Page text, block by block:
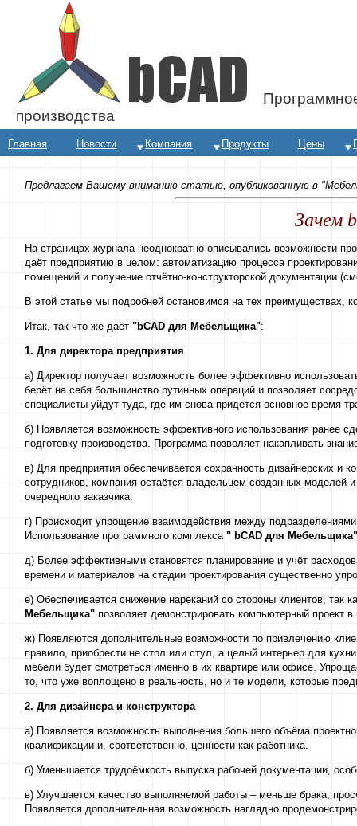
производства
Главная Новости Компания Продукты Цены
Предлагаем Вашему вниманию статью, опубликованную в
Зачем
На страницах журнала неоднократно описывались возможности
даёт предприятию в целом: автоматизацию процесса
помещений и получение отчётно-конструкторской документации
В этой статье мы подробней остановимся на тех преимуществах,
Итак, так что же даёт "bCAD для Мебельщика":
1. Для директора предприятия
а) Директор получает возможность более эффективно
берёт на себя большинство рутинных операций и позволяет
специалисты уйдут туда, где им снова придётся основное время
б) Появляется возможность эффективного использования ранее
подготовку производства. Программа позволяет накапливать
в) Для предприятия обеспечивается сохранность дизайнерских и
сотрудников, компания остаётся владельцем созданных моделей
очередного заказчика.
г) Происходит упрощение взаимодействия между
Использование программного комплекса "bCADдля Мебельщика"
д) Более эффективными становятся планирование и учёт
времени и материалов на стадии проектирования существенно
е) Обеспечивается снижение нареканий со стороны клиентов, так
Мебельщика"позволяет демонстрировать компьютерный проект
ж) Появляются дополнительные возможности по привлечению
правило, приобрести не стол или стул, а целый интерьер для
мебели будет смотреться именно в их квартире или офисе.
то, что уже воплощено в реальность, но и те модели, которые
2. Для дизайнера и конструктора
а) Появляется возможность выполнения большего объёма
квалификации и, соответственно, ценности как работника.
б) Уменьшается трудоёмкость выпуска рабочей документации,
в) Улучшается качество выполняемой работы – меньше брака,
Появляется дополнительная возможность наглядно